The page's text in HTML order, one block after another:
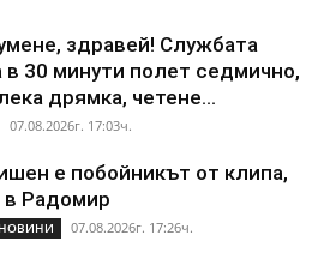
здравей! Службата
в 30 минути полет седмично,
дрямка, четене...
07.08.2026г. 17:03ч.
е побойникът от клипа,
в Радомир
07.08.2026г. 17:26ч.